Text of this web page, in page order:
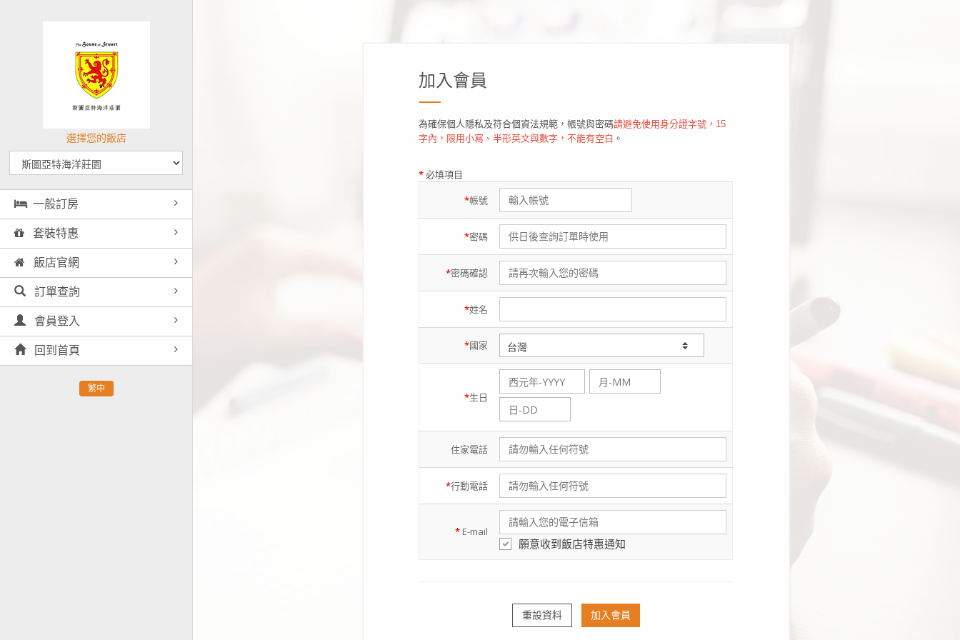
選擇您的飯店
一般訂房
套裝特惠
飯店官網
訂單查詢
會員登入
回到首頁
繁中
加入會員
為確保個人隱私及符合個資法規範，帳號與密碼請避免使用身分證字號，15
字內，限用小寫、半形英文與數字，不能有空白 。
*必填項目
*帳號
*密碼
*密碼確認
*姓名
*國家
*生日
住家電話
*行動電話
* E-mail
願意收到飯店特惠通知
重設資料 加入會員